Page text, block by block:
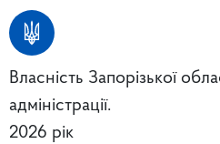
Власність Запорізької
адміністрації.
2026 рік